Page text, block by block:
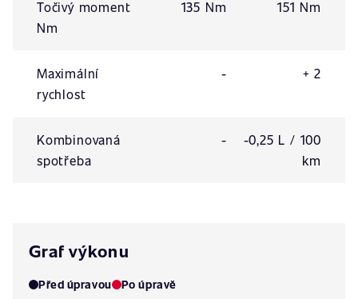
Točivý moment
Nm
135 Nm 151 Nm
Maximální
rychlost
- + 2
Kombinovaná
spotřeba
-
-0,25 L / 100
km
Graf výkonu
Před úpravou Po úpravě